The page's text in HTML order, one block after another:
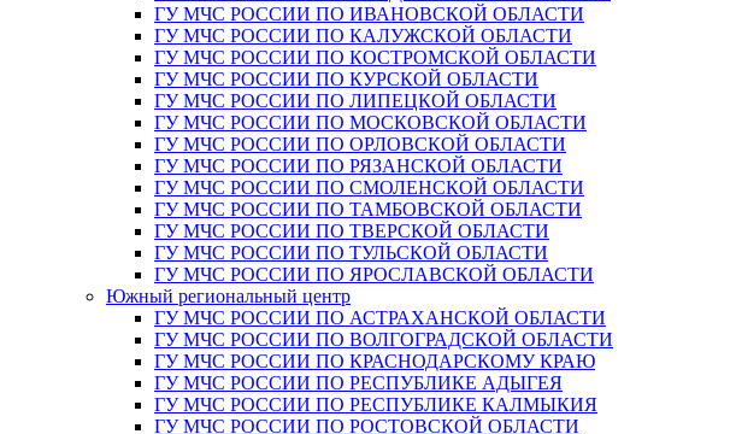
ГУ МЧС РОССИИ ПО ИВАНОВСКОЙ ОБЛАСТИ
ГУ МЧС РОССИИ ПО КАЛУЖСКОЙ ОБЛАСТИ
ГУ МЧС РОССИИ ПО КОСТРОМСКОЙ ОБЛАСТИ
ГУ МЧС РОССИИ ПО КУРСКОЙ ОБЛАСТИ
ГУ МЧС РОССИИ ПО ЛИПЕЦКОЙ ОБЛАСТИ
ГУ МЧС РОССИИ ПО МОСКОВСКОЙ ОБЛАСТИ
ГУ МЧС РОССИИ ПО ОРЛОВСКОЙ ОБЛАСТИ
ГУ МЧС РОССИИ ПО РЯЗАНСКОЙ ОБЛАСТИ
ГУ МЧС РОССИИ ПО СМОЛЕНСКОЙ ОБЛАСТИ
ГУ МЧС РОССИИ ПО ТАМБОВСКОЙ ОБЛАСТИ
ГУ МЧС РОССИИ ПО ТВЕРСКОЙ ОБЛАСТИ
ГУ МЧС РОССИИ ПО ТУЛЬСКОЙ ОБЛАСТИ
ГУ МЧС РОССИИ ПО ЯРОСЛАВСКОЙ ОБЛАСТИ
Южный региональный центр
ГУ МЧС РОССИИ ПО АСТРАХАНСКОЙ ОБЛАСТИ
ГУ МЧС РОССИИ ПО ВОЛГОГРАДСКОЙ ОБЛАСТИ
ГУ МЧС РОССИИ ПО КРАСНОДАРСКОМУ КРАЮ
ГУ МЧС РОССИИ ПО РЕСПУБЛИКЕ АДЫГЕЯ
ГУ МЧС РОССИИ ПО РЕСПУБЛИКЕ КАЛМЫКИЯ
ГУ МЧС РОССИИ ПО РОСТОВСКОЙ ОБЛАСТИ